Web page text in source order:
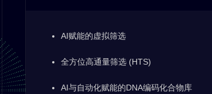
AI赋能的虚拟筛选
全方位高通量筛选 (HTS)
AI与自动化赋能的DNA编码化合物库